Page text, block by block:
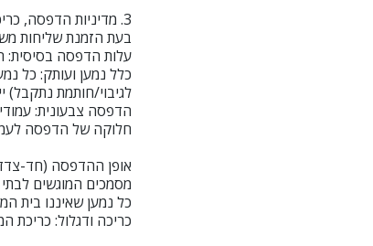
3. מדיניות הדפסה, כריכה ודגלול (בכפוף להזמנת שליחות – ללא שליחות יתומחר כל שירות בנפרד)
בעת הזמנת שליחות
עלות הדפסה בסיסית:
כלל נמען ועותק: כל
לגיבוי/חותמת נתקבל)
חלוקה של הדפסה
אופן ההדפסה (חד-
מסמכים המוגשים
כל נמען שאיננו בית
כריכה ודגלול: כריכת